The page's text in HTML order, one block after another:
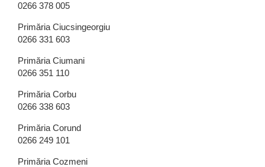
0266 378 005
Primăria Ciucsingeorgiu
0266 331 603
Primăria Ciumani
0266 351 110
Primăria Corbu
0266 338 603
Primăria Corund
0266 249 101
Primăria Cozmeni